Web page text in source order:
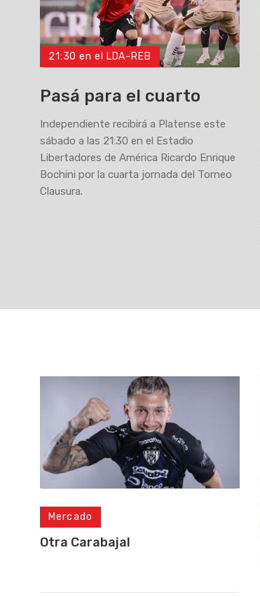
21:30 en el LDA-REB
Pasá para el cuarto
Independiente recibirá a Platense este
sábado a las 21:30 en el Estadio
Libertadores de América Ricardo Enrique
Bochini por la cuarta jornada del Torneo
Clausura.
Mercado
Otra Carabajal